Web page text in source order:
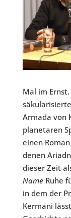
Mal im
Armada von
planetaren
einen
denen
dieser Zeit
NameRuhe
in dem der
Kermani